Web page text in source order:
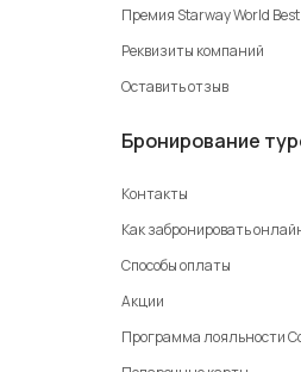
Премия Starway World
Реквизиты компаний
Оставить отзыв
Бронирование
Контакты
Как забронировать
Способы оплаты
Акции
Программа лояльности